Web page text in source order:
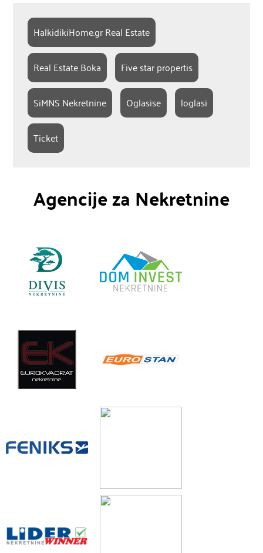
HalkidikiHome.gr Real Estate
Real Estate Boka Five star propertis
SiMNS Nekretnine Oglasise loglasi
Ticket
Agencije za Nekretnine